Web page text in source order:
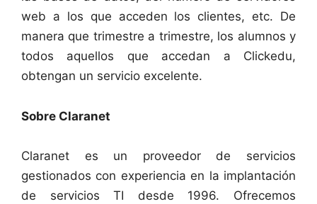
web a los que acceden los clientes, etc. De
manera que trimestre a trimestre, los alumnos y
todos aquellos que accedan a Clickedu,
obtengan un servicio excelente.
Sobre Claranet
Claranet es un proveedor de servicios
gestionados con experiencia en la implantación
de servicios TI desde 1996. Ofrecemos